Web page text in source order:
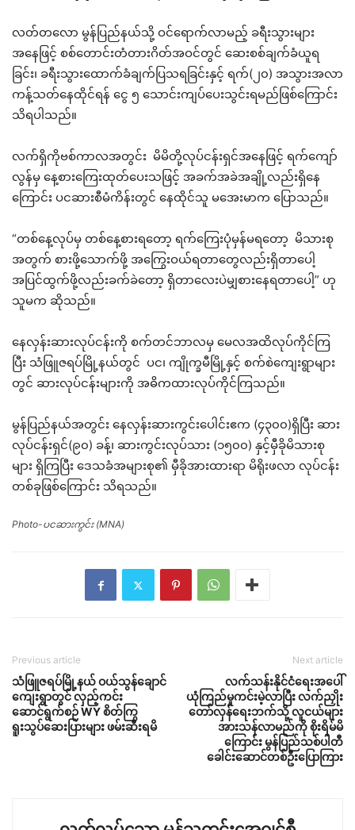
လတ်တလော မွန်ပြည်နယ်သို့ ဝင်ရောက်လာမည့် ခရီးသွားများ
အနေဖြင့် စစ်တောင်းတံတားဂိတ်အဝင်တွင် ဆေးစစ်ချက်ခံယူရ
ခြင်း၊ ခရီးသွားထောက်ခံချက်ပြသရခြင်းနှင့် ရက်(၂၀) အသွားအလာ
ကန့်သတ်နေထိုင်ရန် ငွေ ၅ သောင်းကျပ်ပေးသွင်းရမည်ဖြစ်ကြောင်း
သိရပါသည်။
လက်ရှိကိုဗစ်ကာလအတွင်း မိမိတို့လုပ်ငန်းရှင်အနေဖြင့် ရက်ကျော်
လွန်မှ နေ့စားကြေးထုတ်ပေးသဖြင့် အခက်အခဲအချို့လည်းရှိနေ
ကြောင်း ပငဆားစီမံကိန်းတွင် နေထိုင်သူ မအေးမာက ပြောသည်။
“တစ်နေ့လုပ်မှ တစ်နေ့စားရတော့ ရက်ကြေးပုံမှန်မရတော့ မိသားစု
အတွက် စားဖို့သောက်ဖို့ အကြွေးဝယ်ရတာတွေလည်းရှိတာပေါ့
အပြင်ထွက်ဖို့လည်းခက်ခဲတော့ ရှိတာလေးပဲမျှစားနေရတာပေါ့” ဟု
သူမက ဆိုသည်။
နေလှန်းဆားလုပ်ငန်းကို စက်တင်ဘာလမှ မေလအထိလုပ်ကိုင်ကြ
ပြီး သံဖြူဇရပ်မြို့နယ်တွင် ပင၊ ကျိုက္ခမီမြို့နှင့် စက်စဲကျေးရွာများ
တွင် ဆားလုပ်ငန်းများကို အဓိကထားလုပ်ကိုင်ကြသည်။
မွန်ပြည်နယ်အတွင်း နေလှန်းဆားကွင်းပေါင်းဧက (၄၃၀၀)ရှိပြီး ဆား
လုပ်ငန်းရှင်(၉၀) ခန့်၊ ဆားကွင်းလုပ်သား (၁၅၀၀) နှင့်မှီခိုမိသားစု
များ ရှိကြပြီး ဒေသခံအများစု၏ မှီခိုအားထားရာ မိရိုးဖလာ လုပ်ငန်း
တစ်ခုဖြစ်ကြောင်း သိရသည်။
Photo-ပငဆားကွင်း (MNA)
Previous article
သံဖြူဇရပ်မြို့နယ် ဝယ်သွန်ချောင်
ကျေးရွာတွင် လှည့်ကင်း
ဆောင်ရွက်စဉ် WY စိတ်ကြွ
ရူးသွပ်ဆေးပြားများ ဖမ်းဆီးရမိ
Next article
လက်သန်းနိုင်ငံရေးအပေါ်
ယုံကြည်မှုကင်းမဲ့လာပြီး လက်ညှိုး
တော်လှန်ရေးဘက်သို့ လူငယ်များ
အားသန်လာမည်ကို စိုးရိမ်မိ
ကြောင်း မွန်ပြည်သစ်ပါတီ
ခေါင်းဆောင်တစ်ဦးပြောကြား